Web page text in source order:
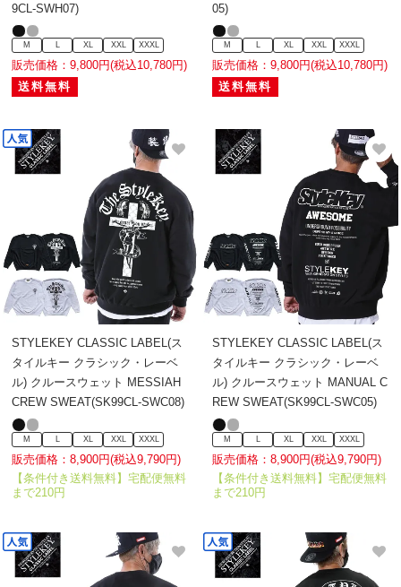
9CL-SWH07)
M L XL XXL XXXL
販売価格：9,800円(税込10,780円)
送料無料
05)
M L XL XXL XXXL
販売価格：9,800円(税込10,780円)
送料無料
STYLEKEY CLASSIC LABEL(ス
タイルキー クラシック・レーベ
ル) クルースウェット MESSIAH
CREW SWEAT(SK99CL-SWC08)
M XL XXL XXXL
販売価格：8,900円(税込9,790円)
【条件付き送料無料】宅配便無料
まで210円
STYLEKEY CLASSIC LABEL(ス
タイルキー クラシック・レーベ
ル) クルースウェット MANUAL C
REW SWEAT(SK99CL-SWC05)
M XL XXL XXXL
販売価格：8,900円(税込9,790円)
【条件付き送料無料】宅配便無料
まで210円